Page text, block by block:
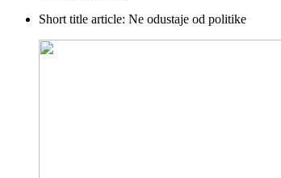
Short title article: Ne odustaje od politike